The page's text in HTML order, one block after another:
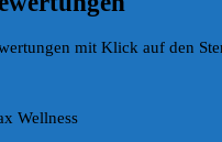
mit Klick auf den
Wellness